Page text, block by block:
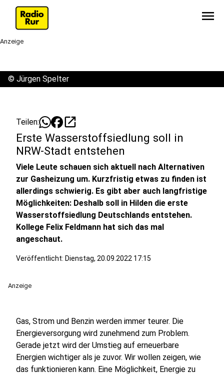
menu
Anzeige
© Jürgen Spelter
Teilen: open_in_new
Erste Wasserstoffsiedlung soll in
NRW-Stadt entstehen
Viele Leute schauen sich aktuell nach Alternativen
zur Gasheizung um. Kurzfristig etwas zu finden ist
allerdings schwierig. Es gibt aber auch langfristige
Möglichkeiten: Deshalb soll in Hilden die erste
Wasserstoffsiedlung Deutschlands entstehen.
Kollege Felix Feldmann hat sich das mal
angeschaut.
Veröffentlicht: Dienstag, 20.09.2022 17:15
Anzeige
Gas, Strom und Benzin werden immer teurer. Die
Energieversorgung wird zunehmend zum Problem.
Gerade jetzt wird der Umstieg auf erneuerbare
Energien wichtiger als je zuvor. Wir wollen zeigen, wie
das funktionieren kann. Eine Möglichkeit, Energie zu